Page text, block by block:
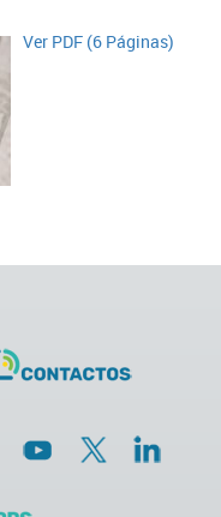
Ver ​​PDF (6 Páginas)​